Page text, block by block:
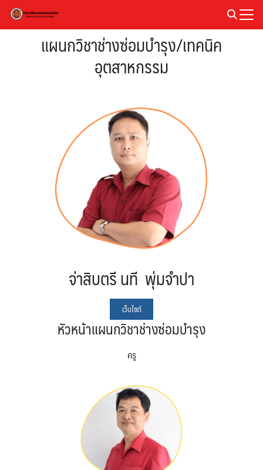
Skip
Search แผนกวิชาช่างซ่อมบำรุง/เทคนิค
อุตสาหกรรม
จ่าสิบตรี นที พุ่มจำปา
เว็บไซต์
หัวหน้าแผนกวิชาช่างซ่อมบำรุง
ครู